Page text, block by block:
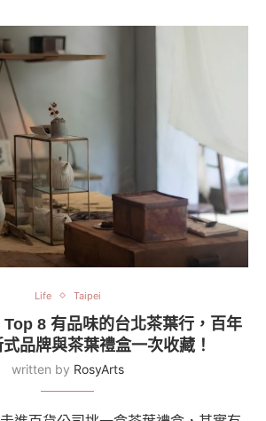
Life Taipei
8 有品味的台北茶葉行，百年
品牌與茶葉禮盒一次收藏！
written by RosyArts